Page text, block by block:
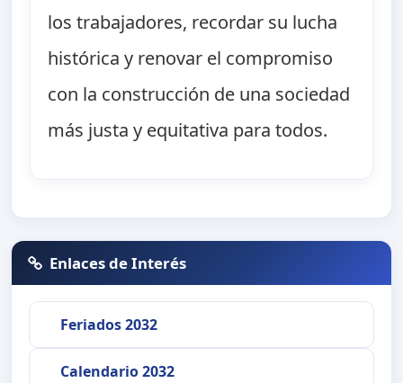
los trabajadores, recordar su lucha
histórica y renovar el compromiso
con la construcción de una sociedad
más justa y equitativa para todos.
Enlaces de Interés
Feriados 2032
Calendario 2032